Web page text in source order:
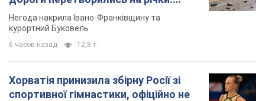
Відео
Негода накрила Івано-Франківщину та
курортний Буковель
6 часов назад 12,8 т.
Хорватія принизила збірну Росії зі
спортивної гімнастики, офіційно не